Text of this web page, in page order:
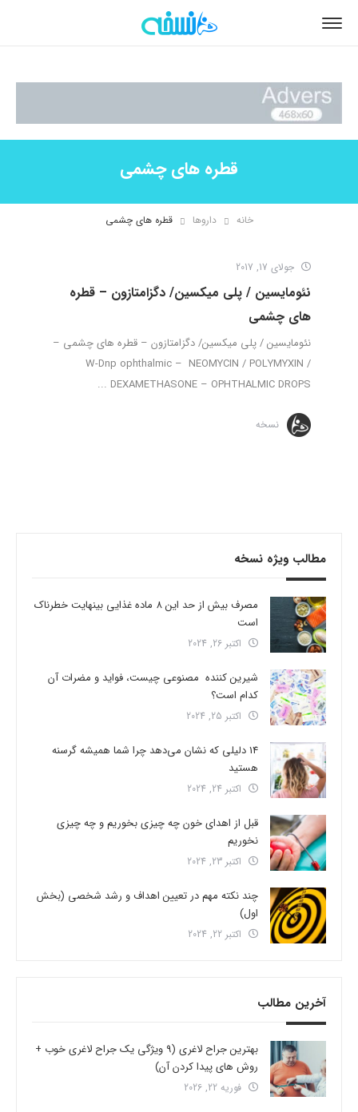
قطره های چشمی
خانه داروها قطره های چشمی
جولای 17, 2017
نئومایسین / پلی میکسین/ دگزامتازون – قطره
های چشمی
نئومایسین / پلی میکسین/ دگزامتازون – قطره های چشمی –
W-Dnp ophthalmic – NEOMYCIN / POLYMYXIN /
DEXAMETHASONE – OPHTHALMIC DROPS ...
نسخه
مطالب ویژه نسخه
مصرف بیش از حد این 8 ماده غذایی بینهایت خطرناک
است
اکتبر 26, 2024
شیرین کننده مصنوعی چیست، فواید و مضرات آن
کدام است؟
اکتبر 25, 2024
14 دلیلی که نشان می‌دهد چرا شما همیشه گرسنه
هستید
اکتبر 24, 2024
قبل از اهدای خون چه چیزی بخوریم و چه چیزی
نخوریم
اکتبر 23, 2024
چند نکته مهم در تعیین اهداف و رشد شخصی (بخش
اول)
اکتبر 22, 2024
آخرین مطالب
بهترین جراح لاغری (9 ویژگی یک جراح لاغری خوب +
روش های پیدا کردن آن)
فوریه 22, 2026